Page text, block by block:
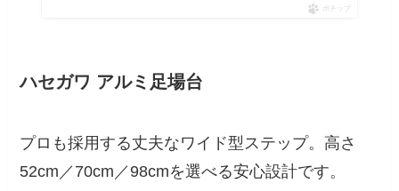
ポチップ
ハセガワ アルミ足場台
プロも採用する丈夫なワイド型ステップ。高さ
52cm／70cm／98cmを選べる安心設計です。